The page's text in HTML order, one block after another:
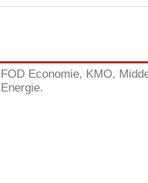
FOD Economie, KMO,
Energie.